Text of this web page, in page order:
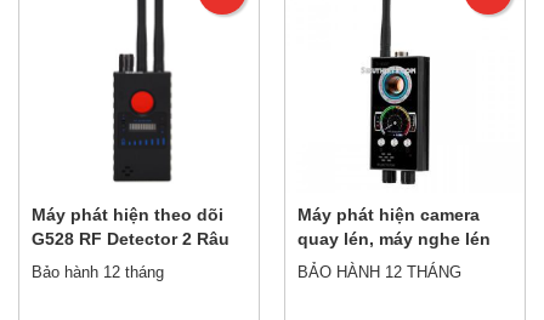
Máy phát hiện theo dõi
G528 RF Detector 2 Râu
Bảo hành 12 tháng
Máy phát hiện camera
quay lén, máy nghe lén
T9000
BẢO HÀNH 12 THÁNG